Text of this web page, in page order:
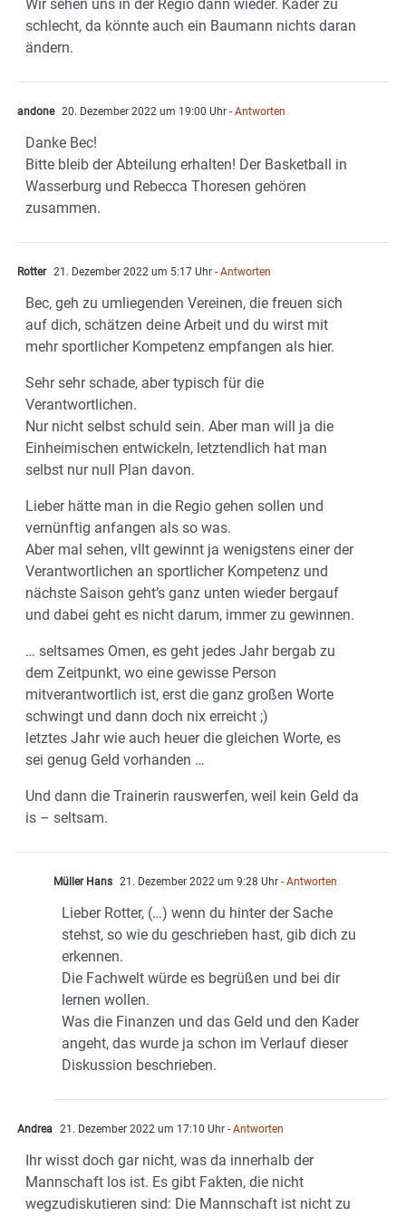
Wir sehen uns in der Regio dann wieder. Kader zu
schlecht, da könnte auch ein Baumann nichts daran
ändern.
andone 20. Dezember 2022 um 19:00 Uhr - Antworten
Danke Bec!
Bitte bleib der Abteilung erhalten! Der Basketball in
Wasserburg und Rebecca Thoresen gehören
zusammen.
Rotter 21. Dezember 2022 um 5:17 Uhr - Antworten
Bec, geh zu umliegenden Vereinen, die freuen sich
auf dich, schätzen deine Arbeit und du wirst mit
mehr sportlicher Kompetenz empfangen als hier.
Sehr sehr schade, aber typisch für die
Verantwortlichen.
Nur nicht selbst schuld sein. Aber man will ja die
Einheimischen entwickeln, letztendlich hat man
selbst nur null Plan davon.
Lieber hätte man in die Regio gehen sollen und
vernünftig anfangen als so was.
Aber mal sehen, vllt gewinnt ja wenigstens einer der
Verantwortlichen an sportlicher Kompetenz und
nächste Saison geht’s ganz unten wieder bergauf
und dabei geht es nicht darum, immer zu gewinnen.
… seltsames Omen, es geht jedes Jahr bergab zu
dem Zeitpunkt, wo eine gewisse Person
mitverantwortlich ist, erst die ganz großen Worte
schwingt und dann doch nix erreicht ;)
letztes Jahr wie auch heuer die gleichen Worte, es
sei genug Geld vorhanden …
Und dann die Trainerin rauswerfen, weil kein Geld da
is – seltsam.
Müller Hans 21. Dezember 2022 um 9:28 Uhr - Antworten
Lieber Rotter, (…) wenn du hinter der Sache
stehst, so wie du geschrieben hast, gib dich zu
erkennen.
Die Fachwelt würde es begrüßen und bei dir
lernen wollen.
Was die Finanzen und das Geld und den Kader
angeht, das wurde ja schon im Verlauf dieser
Diskussion beschrieben.
Andrea 21. Dezember 2022 um 17:10 Uhr - Antworten
Ihr wisst doch gar nicht, was da innerhalb der
Mannschaft los ist. Es gibt Fakten, die nicht
wegzudiskutieren sind: Die Mannschaft ist nicht zu